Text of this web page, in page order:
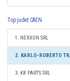
Top judet CAEN
1. NEXXON SRL
2. KARLO-ROBERTO
3. KB PARTS SRL